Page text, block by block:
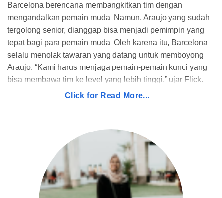
Barcelona berencana membangkitkan tim dengan
mengandalkan pemain muda. Namun, Araujo yang sudah
tergolong senior, dianggap bisa menjadi pemimpin yang
tepat bagi para pemain muda. Oleh karena itu, Barcelona
selalu menolak tawaran yang datang untuk memboyong
Araujo. “Kami harus menjaga pemain-pemain kunci yang
bisa membawa tim ke level yang lebih tinggi,” ujar Flick.
Araujo tidak hanya memiliki keterampilan teknis yang
pemain muda yang sedang berkembang di tim. Flick
memahami bahwa membangun tim yang solid tidak hanya
tentang keterampilan individu tetapi juga tentang
bagaimana menciptakan sinergi dan harmoni di antara
Click for Read More...